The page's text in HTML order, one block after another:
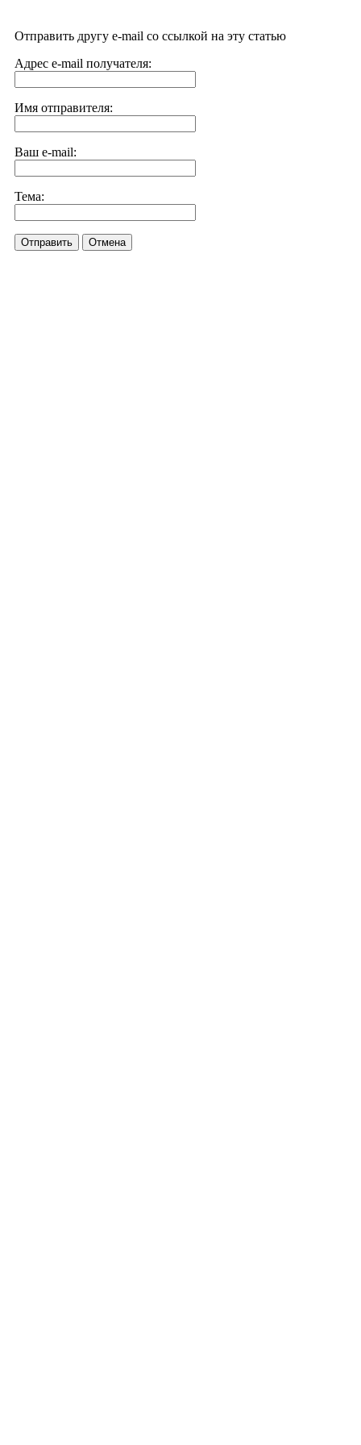
Отправить другу e-mail со ссылкой на эту статью
Адрес e-mail получателя:
Имя отправителя:
Ваш e-mail:
Тема:
Отправить Отмена